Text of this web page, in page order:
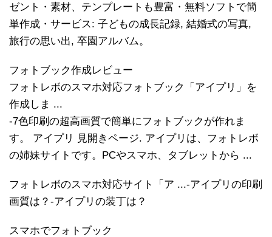
ゼント・素材、テンプレートも豊富・無料ソフトで簡
単作成・サービス: 子どもの成長記録, 結婚式の写真,
旅行の思い出, 卒園アルバム。
フォトブック作成レビュー
フォトレボのスマホ対応フォトブック「アイプリ」を
作成しま ...
-7色印刷の超高画質で簡単にフォトブックが作れま
す。 アイプリ 見開きページ. アイプリは、フォトレボ
の姉妹サイトです。PCやスマホ、タブレットから ...
フォトレボのスマホ対応サイト「ア ...-アイプリの印刷
画質は？-アイプリの装丁は？
スマホでフォトブック